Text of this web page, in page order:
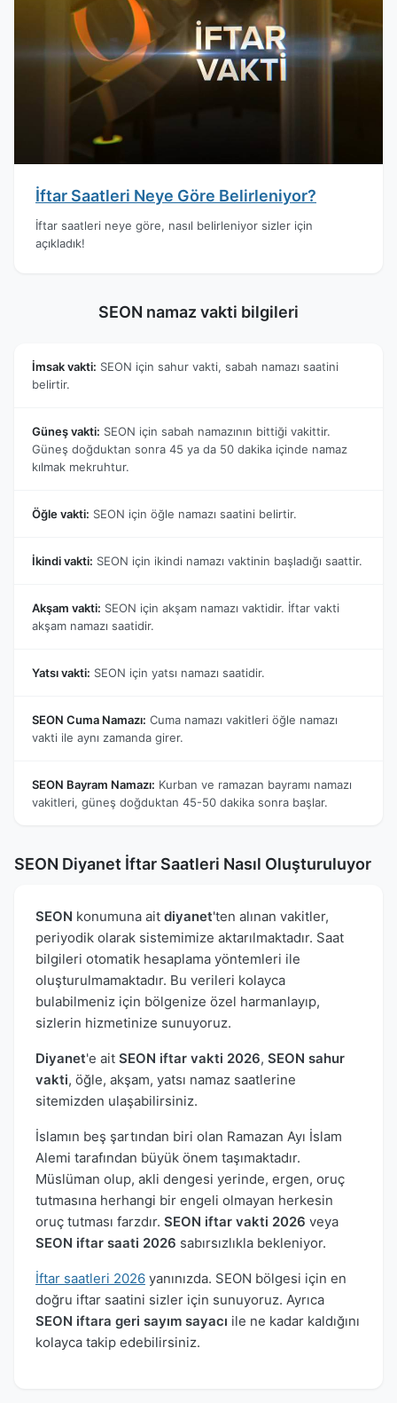
İftar Saatleri Neye Göre Belirleniyor?
İftar saatleri neye göre, nasıl belirleniyor sizler için
açıkladık!
SEON namaz vakti bilgileri
İmsak vakti: SEON için sahur vakti, sabah namazı saatini
belirtir.
Güneş vakti: SEON için sabah namazının bittiği vakittir.
Güneş doğduktan sonra 45 ya da 50 dakika içinde namaz
kılmak mekruhtur.
Öğle vakti: SEON için öğle namazı saatini belirtir.
İkindi vakti: SEON için ikindi namazı vaktinin başladığı saattir.
Akşam vakti: SEON için akşam namazı vaktidir. İftar vakti
akşam namazı saatidir.
Yatsı vakti: SEON için yatsı namazı saatidir.
SEON Cuma Namazı: Cuma namazı vakitleri öğle namazı
vakti ile aynı zamanda girer.
SEON Bayram Namazı: Kurban ve ramazan bayramı namazı
vakitleri, güneş doğduktan 45-50 dakika sonra başlar.
SEON Diyanet İftar Saatleri Nasıl Oluşturuluyor
SEON konumuna ait diyanet'ten alınan vakitler,
periyodik olarak sistemimize aktarılmaktadır. Saat
bilgileri otomatik hesaplama yöntemleri ile
oluşturulmamaktadır. Bu verileri kolayca
bulabilmeniz için bölgenize özel harmanlayıp,
sizlerin hizmetinize sunuyoruz.
Diyanet'e ait SEON iftar vakti 2026, SEON sahur
vakti, öğle, akşam, yatsı namaz saatlerine
sitemizden ulaşabilirsiniz.
İslamın beş şartından biri olan Ramazan Ayı İslam
Alemi tarafından büyük önem taşımaktadır.
Müslüman olup, akli dengesi yerinde, ergen, oruç
tutmasına herhangi bir engeli olmayan herkesin
oruç tutması farzdır. SEON iftar vakti 2026 veya
SEON iftar saati 2026 sabırsızlıkla bekleniyor.
İftar saatleri 2026 yanınızda. SEON bölgesi için en
doğru iftar saatini sizler için sunuyoruz. Ayrıca
SEON iftara geri sayım sayacı ile ne kadar kaldığını
kolayca takip edebilirsiniz.